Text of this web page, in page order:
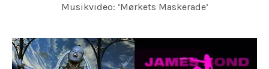
Musikvideo: ‘Mørkets Maskerade’